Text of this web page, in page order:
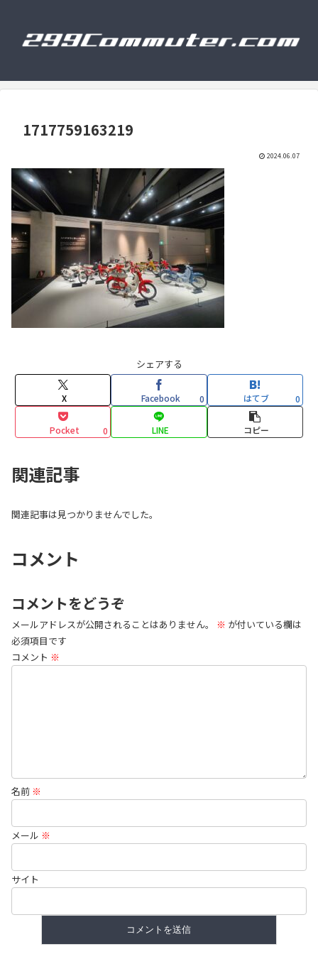
1717759163219
2024.06.07
シェアする
X Facebook 0 はてブ 0
Pocket 0 LINE コピー
関連記事
関連記事は見つかりませんでした。
コメント
コメントをどうぞ
メールアドレスが公開されることはありません。 ※ が付いている欄は
必須項目です
コメント ※
名前 ※
メール ※
サイト